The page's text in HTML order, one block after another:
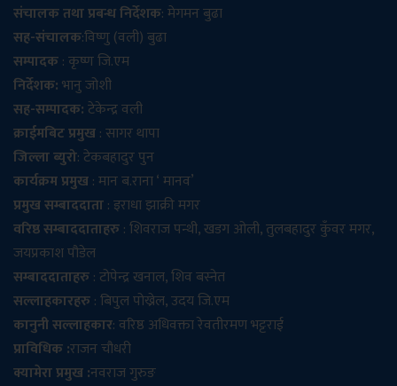
संचालक तथा प्रबन्ध निर्देशक: मेगमन बुढा
सह-संचालक:विष्णु (वली) बुढा
सम्पादक: कृष्ण जि.एम
निर्देशक:भानु जोशी
सह-सम्पादक:टेकेन्द्र वली
क्राईमबिट प्रमुख: सागर थापा
जिल्ला ब्युरो: टेकबहादुर पुन
कार्यक्रम प्रमुख: मान ब.राना ‘ मानव’
प्रमुख सम्बाददाता: इराधा झाक्री मगर
वरिष्ठ सम्बाददाताहरु: शिवराज पन्थी, खडग ओली, तुलबहादुर कुँवर मगर,
जयप्रकाश पौडेल
सम्बाददाताहरु: टोपेन्द्र खनाल, शिव बस्नेत
सल्लाहकारहरु: बिपुल पोख्रेल, उदय जि.एम
कानुनी सल्लाहकार: वरिष्ठ अधिवक्ता रेवतीरमण भट्टराई
प्राविधिक :राजन चौधरी
क्यामेरा प्रमुख :नवराज गुरुङ